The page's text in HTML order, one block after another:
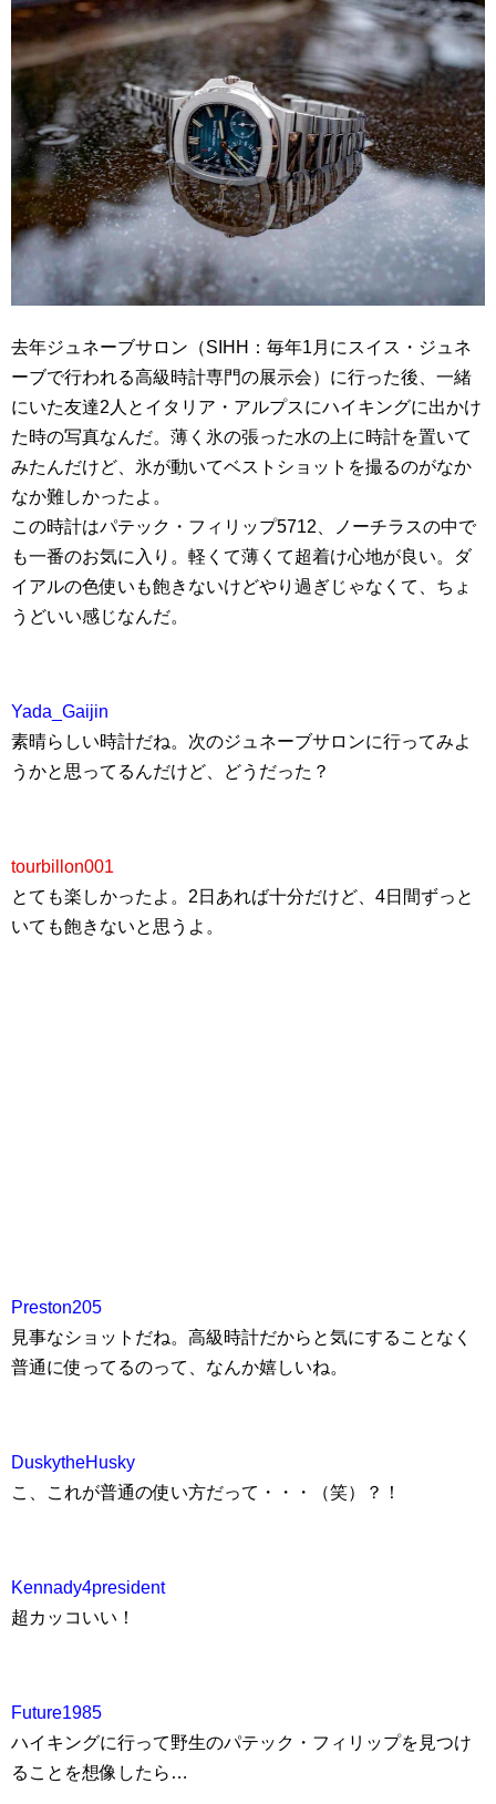
去年ジュネーブサロン（SIHH：毎年1月にスイス・ジュネ
ーブで行われる高級時計専門の展示会）に行った後、一緒
にいた友達2人とイタリア・アルプスにハイキングに出かけ
た時の写真なんだ。薄く氷の張った水の上に時計を置いて
みたんだけど、氷が動いてベストショットを撮るのがなか
なか難しかったよ。
この時計はパテック・フィリップ5712、ノーチラスの中で
も一番のお気に入り。軽くて薄くて超着け心地が良い。ダ
イアルの色使いも飽きないけどやり過ぎじゃなくて、ちょ
うどいい感じなんだ。
Yada_Gaijin
素晴らしい時計だね。次のジュネーブサロンに行ってみよ
うかと思ってるんだけど、どうだった？
tourbillon001
とても楽しかったよ。2日あれば十分だけど、4日間ずっと
いても飽きないと思うよ。
Preston205
見事なショットだね。高級時計だからと気にすることなく
普通に使ってるのって、なんか嬉しいね。
DuskytheHusky
こ、これが普通の使い方だって・・・（笑）？！
Kennady4president
超カッコいい！
Future1985
ハイキングに行って野生のパテック・フィリップを見つけ
ることを想像したら…